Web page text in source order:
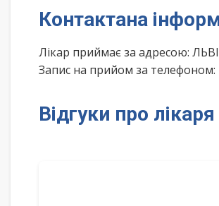
Контактана
Лікар приймає за адресою:
Запис на прийом за телефоном:
Відгуки про лікаря